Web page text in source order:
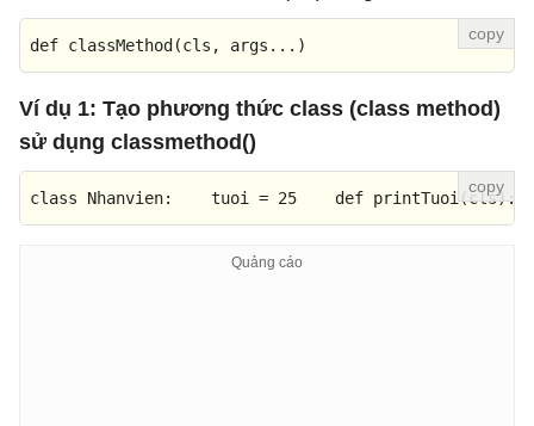
def classMethod (cls, args... )
Ví dụ 1: Tạo phương thức class (class method)
sử dụng classmethod()
class Nhanvien:    tuoi = 25 def printTuoi(cls